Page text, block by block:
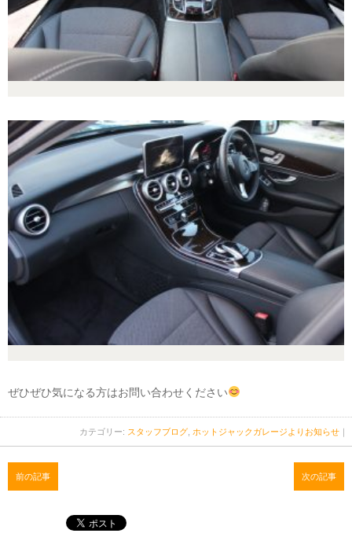
ぜひぜひ気になる方はお問い合わせください
カテゴリー: スタッフブログ ホットジャックガレージよりお知らせ ｜
前の記事 次の記事